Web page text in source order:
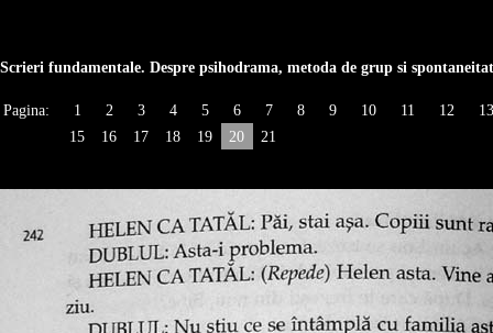
Scrieri fundamentale. Despre psihodrama, metoda de grup si
Pagina: 1 2 3 4 5 6 7 8 9 10 11 12
13
15
16 17 18 19 20 21